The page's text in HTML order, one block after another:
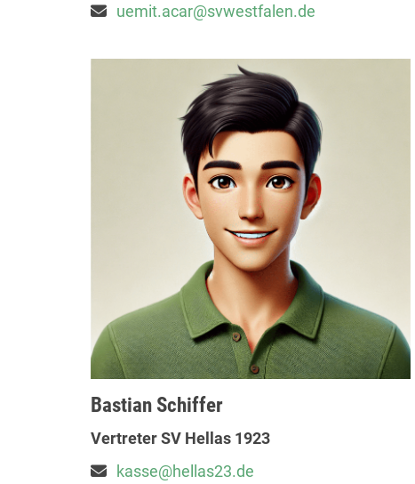
uemit.acar@svwestfalen.de
Bastian Schiffer
Vertreter SV Hellas 1923
kasse@hellas23.de